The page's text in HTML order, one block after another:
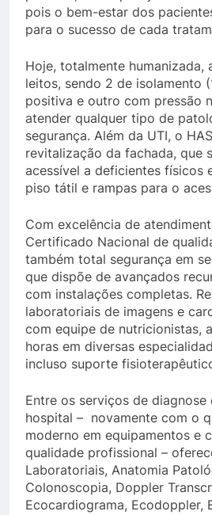
pois o bem-estar dos
para o sucesso de cada
Hoje, totalmente humanizada,
leitos, sendo 2 de isolamento
positiva e outro com pressão
atender qualquer tipo de
segurança. Além da UTI, o
revitalização da fachada, que
acessível a deficientes físicos
piso tátil e rampas para o
Com excelência de
Certificado Nacional de
também total segurança em
que dispõe de avançados
com instalações completas.
laboratoriais de imagens e
com equipe de nutricionistas,
horas em diversas
incluso suporte
Entre os serviços de diagnose
hospital – novamente com o
moderno em equipamentos e
qualidade profissional –
Laboratoriais, Anatomia
Colonoscopia, Doppler
Ecocardiograma, Ecodoppler,